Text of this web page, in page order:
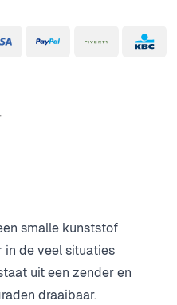
smalle kunststof
in de veel situaties
uit een zender en
draaibaar.